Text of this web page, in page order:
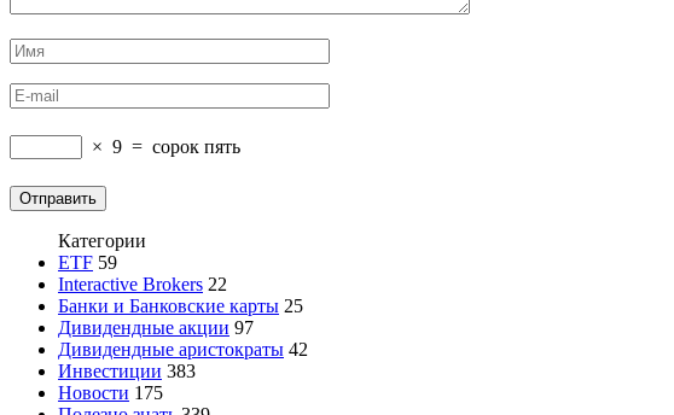
× 9 = сорок пять
Категории
ETF 59
Interactive Brokers 22
Банки и Банковские карты 25
Дивидендные акции 97
Дивидендные аристократы 42
Инвестиции 383
Новости 175